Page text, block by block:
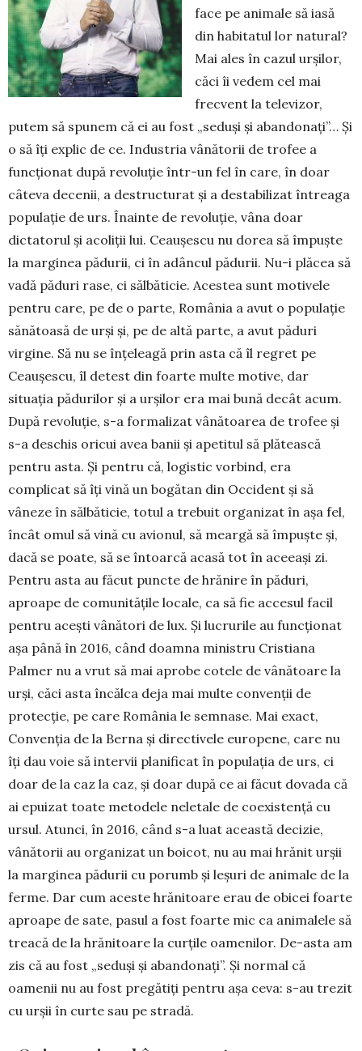
face pe animale să iasă
din habitatul lor natural?
Mai ales în cazul urșilor,
căci îi vedem cel mai
frecvent la televizor,
putem să spunem că ei au fost „seduși și abandonați”… Și
o să îți explic de ce. Industria vânătorii de trofee a
funcționat după revoluție într-un fel în care, în doar
câteva decenii, a destructurat și a destabilizat întreaga
populație de urs. Îna­inte de revoluție, vâna doar
dictatorul și acoliții lui. Cea­ușescu nu dorea să împuște
la marginea pădurii, ci în adâncul pădurii. Nu-i plăcea să
vadă păduri rase, ci sălbăticie. Acestea sunt motivele
pentru care, pe de o parte, România a avut o populație
sănătoasă de urși și, pe de altă parte, a avut păduri
virgine. Să nu se înțeleagă prin asta că îl regret pe
Ceaușescu, îl detest din foarte multe motive, dar
situația pădurilor și a urșilor era mai bună decât acum.
După revoluție, s-a formalizat vânătoarea de trofee și
s-a deschis oricui avea banii și apetitul să plătească
pentru asta. Și pentru că, logistic vorbind, era
complicat să îți vină un bogătan din Occident și să
vâneze în sălbăticie, totul a trebuit organizat în așa fel,
încât omul să vină cu avionul, să meargă să împuște și,
dacă se poate, să se întoarcă acasă tot în aceeași zi.
Pentru asta au făcut puncte de hrănire în păduri,
aproape de comunitățile locale, ca să fie accesul facil
pentru acești vânători de lux. Și lucrurile au funcționat
așa până în 2016, când doamna ministru Cristiana
Palmer nu a vrut să mai aprobe cotele de vânătoare la
urși, căci asta încălca deja mai multe convenții de
protecție, pe care România le semnase. Mai exact,
Convenția de la Berna și directivele europene, care nu
îți dau voie să intervii planificat în populația de urs, ci
doar de la caz la caz, și doar după ce ai făcut dovada că
ai epuizat toate metodele neletale de coexistență cu
ursul. Atunci, în 2016, când s-a luat această decizie,
vânătorii au organizat un boicot, nu au mai hrănit urșii
la marginea pădurii cu porumb și leșuri de animale de la
ferme. Dar cum aceste hrănitoare erau de obicei foarte
aproape de sate, pasul a fost foarte mic ca animalele să
treacă de la hrănitoare la curțile oamenilor. De-asta am
zis că au fost „seduși și abandonați”. Și normal că
oamenii nu au fost pregătiți pentru așa ceva: s-au trezit
cu urșii în curte sau pe stradă.